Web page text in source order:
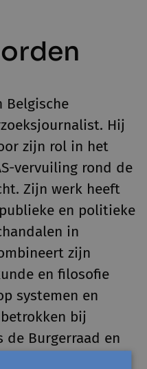
Belgische
Hij
zijn rol in het
vervuiling rond de
Zijn werk heeft
en politieke
in
zijn
en filosofie
systemen en
bij
Burgerraad en
officieel